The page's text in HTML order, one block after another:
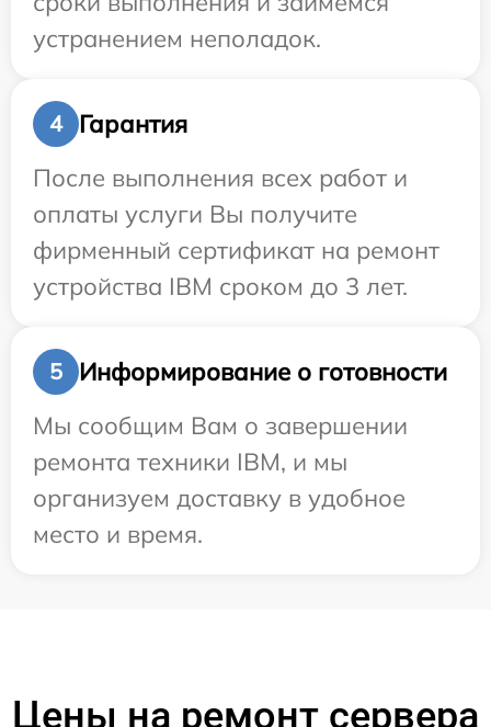
устранением неполадок.
4
Гарантия
После выполнения всех работ и
оплаты услуги Вы получите
фирменный сертификат на ремонт
устройства IBM сроком до 3 лет.
5
Информирование о готовности
Мы сообщим Вам о завершении
ремонта техники IBM, и мы
организуем доставку в удобное
место и время.
Цены на ремонт сервера